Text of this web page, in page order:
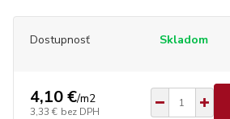
Dostupnosť Skladom
4,10 €/m2
3,33 € bez DPH